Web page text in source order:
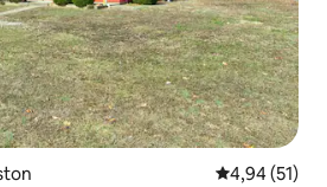
Évaluation
4,94 (51)